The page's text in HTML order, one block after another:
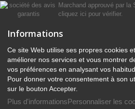
Marchand approuvé par
cliquez ici pour vérifier.
Informations
Ce site Web utilise ses propres cookies
améliorer nos services et vous montrer
vos préférences en analysant vos
Pour donner votre consentement à son
sur le bouton Accepter.
Plus d'informationsPersonnaliser les